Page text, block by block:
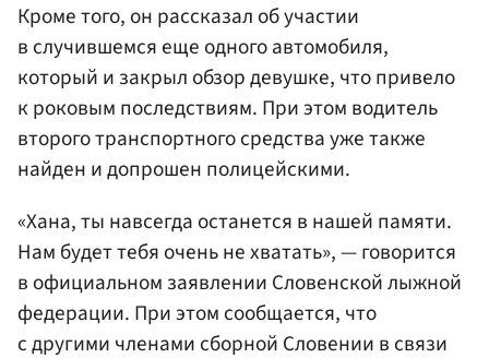
Кроме того, он рассказал об участии
в случившемся еще одного автомобиля,
который и закрыл обзор девушке, что привело
к роковым последствиям. При этом водитель
второго транспортного средства уже также
найден и допрошен полицейскими.
«Хана, ты навсегда останется в нашей памяти.
Нам будет тебя очень не хватать», — говорится
в официальном заявлении Словенской лыжной
федерации. При этом сообщается, что
с другими членами сборной Словении в связи